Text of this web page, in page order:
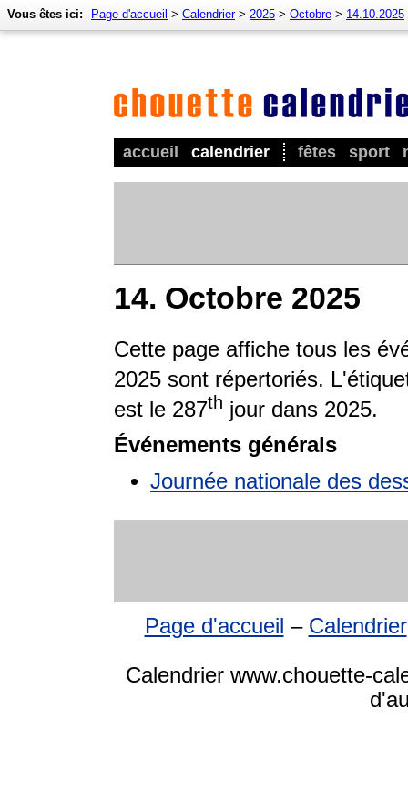
accueil calendrier fêtes sport
Vous êtes ici: Page d'accueil > Calendrier> 2025 > Octobre > 14.10.2025
14. Octobre 2025
Cette page affiche tous les
2025 sont répertoriés.
est le 287th jour dans 2025.
Événements générals
Journée nationale des
Page d'accueil – Calendrier
Calendrier www.chouette-